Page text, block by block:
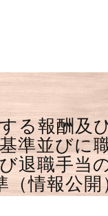
る報酬及
準並びに
退職手当
（情報公開